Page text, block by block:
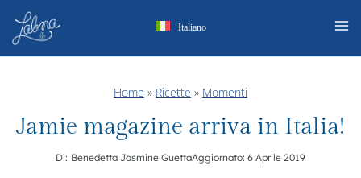
Salta
contenuto
Italiano
Home » Ricette » Momenti
Jamie magazine arriva in Italia!
Di: Benedetta Jasmine GuettaAggiornato: 6 Aprile 2019